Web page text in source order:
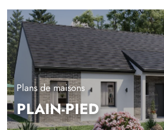
Plans de maisons
PLAIN-PIED